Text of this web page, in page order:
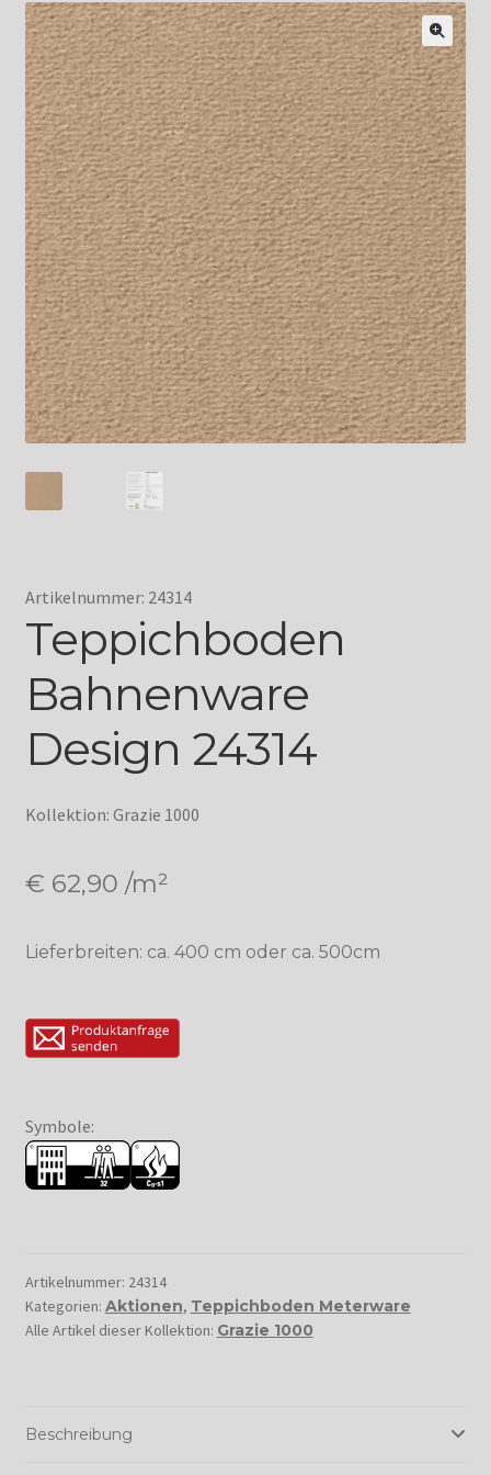
Artikelnummer: 24314
Teppichboden
Bahnenware
Design 24314
Kollektion: Grazie 1000
€ 62,90 /m²
Lieferbreiten: ca. 400 cm oder ca. 500cm
Symbole:
Artikelnummer: 24314
Kategorien: Aktionen, Teppichboden Meterware
Alle Artikel dieser Kollektion: Grazie 1000
Beschreibung